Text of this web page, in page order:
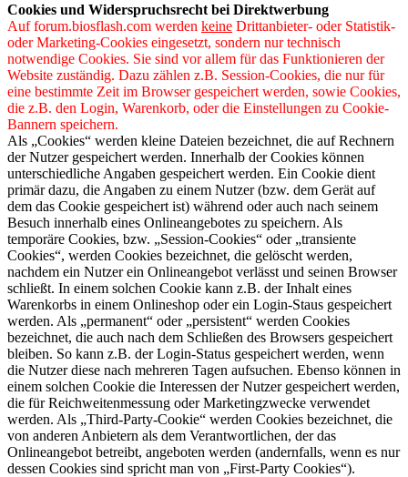
Cookies und Widerspruchsrecht bei Direktwerbung
Auf forum.biosflash.com werden keine Drittanbieter- oder Statistik-
oder Marketing-Cookies eingesetzt, sondern nur technisch
notwendige Cookies. Sie sind vor allem für das Funktionieren der
Website zuständig. Dazu zählen z.B. Session-Cookies, die nur für
eine bestimmte Zeit im Browser gespeichert werden, sowie Cookies,
die z.B. den Login, Warenkorb, oder die Einstellungen zu Cookie-
Bannern speichern.
Als „Cookies“ werden kleine Dateien bezeichnet, die auf Rechnern
der Nutzer gespeichert werden. Innerhalb der Cookies können
unterschiedliche Angaben gespeichert werden. Ein Cookie dient
primär dazu, die Angaben zu einem Nutzer (bzw. dem Gerät auf
dem das Cookie gespeichert ist) während oder auch nach seinem
Besuch innerhalb eines Onlineangebotes zu speichern. Als
temporäre Cookies, bzw. „Session-Cookies“ oder „transiente
Cookies“, werden Cookies bezeichnet, die gelöscht werden,
nachdem ein Nutzer ein Onlineangebot verlässt und seinen Browser
schließt. In einem solchen Cookie kann z.B. der Inhalt eines
Warenkorbs in einem Onlineshop oder ein Login-Staus gespeichert
werden. Als „permanent“ oder „persistent“ werden Cookies
bezeichnet, die auch nach dem Schließen des Browsers gespeichert
bleiben. So kann z.B. der Login-Status gespeichert werden, wenn
die Nutzer diese nach mehreren Tagen aufsuchen. Ebenso können in
einem solchen Cookie die Interessen der Nutzer gespeichert werden,
die für Reichweitenmessung oder Marketingzwecke verwendet
werden. Als „Third-Party-Cookie“ werden Cookies bezeichnet, die
von anderen Anbietern als dem Verantwortlichen, der das
Onlineangebot betreibt, angeboten werden (andernfalls, wenn es nur
dessen Cookies sind spricht man von „First-Party Cookies“).